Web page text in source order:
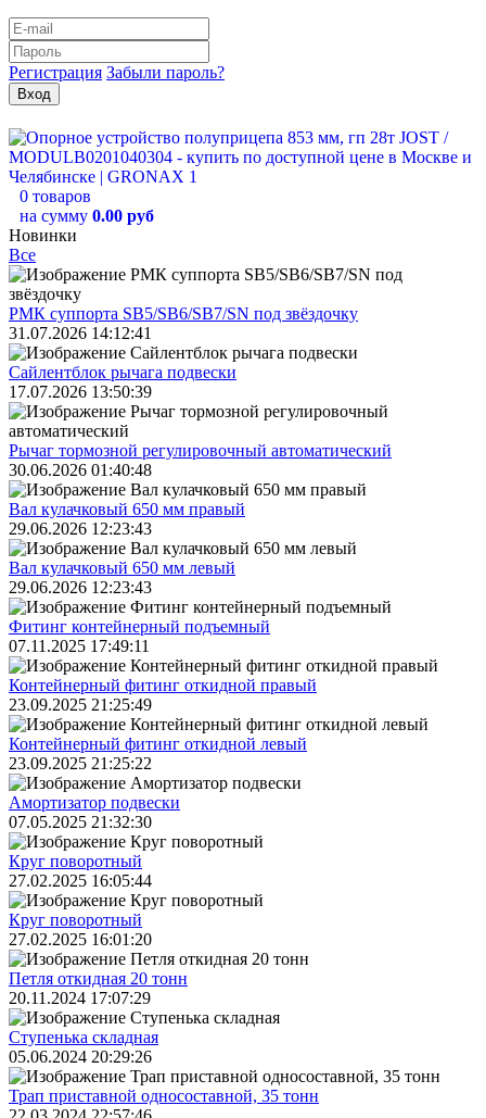
Регистрация Забыли пароль?
0 товаров
на сумму 0.00 руб
Новинки
Все
РМК суппорта SB5/SB6/SB7/SN под звёздочку
31.07.2026 14:12:41
Сайлентблок рычага подвески
17.07.2026 13:50:39
Рычаг тормозной регулировочный автоматический
30.06.2026 01:40:48
Вал кулачковый 650 мм правый
29.06.2026 12:23:43
Вал кулачковый 650 мм левый
29.06.2026 12:23:43
Фитинг контейнерный подъемный
07.11.2025 17:49:11
Контейнерный фитинг откидной правый
23.09.2025 21:25:49
Контейнерный фитинг откидной левый
23.09.2025 21:25:22
Амортизатор подвески
07.05.2025 21:32:30
Круг поворотный
27.02.2025 16:05:44
Круг поворотный
27.02.2025 16:01:20
Петля откидная 20 тонн
20.11.2024 17:07:29
Ступенька складная
05.06.2024 20:29:26
Трап приставной односоставной, 35 тонн